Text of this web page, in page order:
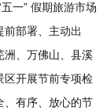
一” 假期旅游市场
部署、主动出
洲、万佛山、县溪
区开展节前专项检
、有序、放心的节